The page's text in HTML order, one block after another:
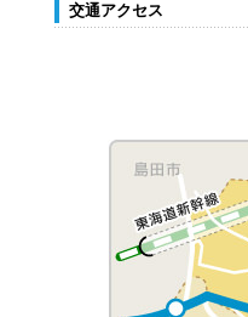
交通アクセス